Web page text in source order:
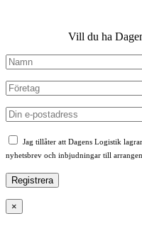
Vill du ha
Jag tillåter att Dagens Logistik
nyhetsbrev och inbjudningar till
×